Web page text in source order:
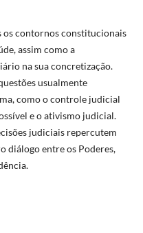
os contornos constitucionais
assim como a
na sua concretização.
usualmente
como o controle judicial
e o ativismo judicial.
judiciais repercutem
diálogo entre os Poderes,